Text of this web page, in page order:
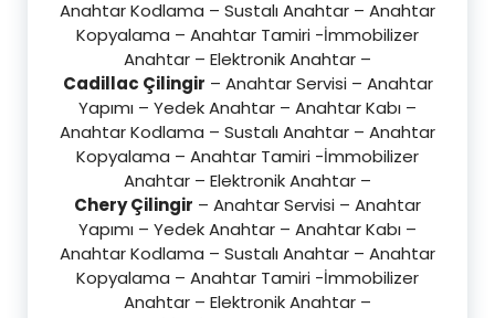
Anahtar Kodlama – Sustalı Anahtar – Anahtar
Kopyalama – Anahtar Tamiri -İmmobilizer
Anahtar – Elektronik Anahtar –
Cadillac Çilingir – Anahtar Servisi – Anahtar
Yapımı – Yedek Anahtar – Anahtar Kabı –
Anahtar Kodlama – Sustalı Anahtar – Anahtar
Kopyalama – Anahtar Tamiri -İmmobilizer
Anahtar – Elektronik Anahtar –
Chery Çilingir – Anahtar Servisi – Anahtar
Yapımı – Yedek Anahtar – Anahtar Kabı –
Anahtar Kodlama – Sustalı Anahtar – Anahtar
Kopyalama – Anahtar Tamiri -İmmobilizer
Anahtar – Elektronik Anahtar –